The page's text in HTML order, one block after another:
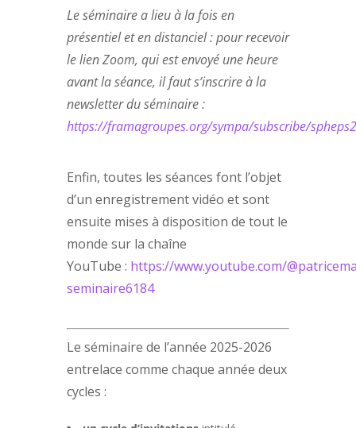
Le séminaire a lieu à la fois en
présentiel et en distanciel : pour recevoir
le lien Zoom, qui est envoyé une heure
avant la séance, il faut s’inscrire à la
newsletter du séminaire :
https://framagroupes.org/sympa/subscribe/spheps2
Enfin, toutes les séances font l’objet
d’un enregistrement vidéo et sont
ensuite mises à disposition de tout le
monde sur la chaîne
YouTube : https://www.youtube.com/
seminaire6184
Le séminaire de l’année 2025-2026
entrelace comme chaque année deux
cycles :